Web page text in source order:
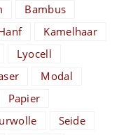
Bambus
Kamelhaar
Lyocell
Modal
Papier
Seide